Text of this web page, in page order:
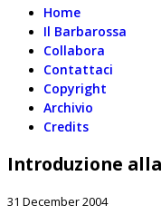
Home
Il Barbarossa
Collabora
Contattaci
Copyright
Archivio
Credits
Introduzione
31 December 2004